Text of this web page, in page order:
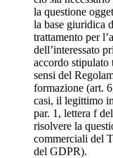
la questione
la base giuridica
trattamento per
dell’interessato
accordo stipulato
sensi del
formazione (art.
casi, il legittimo
par. 1, lettera f
risolvere la
commerciali del
del GDPR).